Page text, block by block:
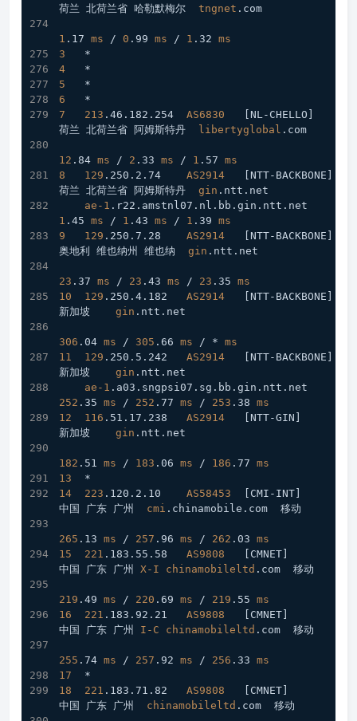
荷兰 北荷兰省 哈勒默梅尔 tngnet .com
1 .17 ms / 0 .99 ms / 1 .32 ms
3
   *
4
   *
5
   *
6
   *
7
213 .46 .182 .254 AS6830
[NL-CHELLO]
荷兰 北荷兰省 阿姆斯特丹
libertyglobal .com
12 .84 ms / 2 .33 ms / 1 .57 ms
8
129 .250 .2 .74 AS2914
[NTT-BACKBONE]
荷兰 北荷兰省 阿姆斯特丹 gin .ntt .net
ae-1 .r22 .amstnl07 .nl .bb .gin .ntt .net
1 .45 ms / 1 .43 ms / 1 .39 ms
9
129 .250 .7 .28 AS2914
[NTT-BACKBONE]
奥地利 维也纳州 维也纳 gin .ntt .net
23 .37 ms / 23 .43 ms / 23 .35 ms
10
129 .250 .4 .182 AS2914
[NTT-BACKBONE]
新加坡 gin .ntt .net
306 .04 ms / 305 .66 ms / * ms
11
129 .250 .5 .242 AS2914
[NTT-BACKBONE]
新加坡 gin .ntt .net
ae-1 .a03 .sngpsi07 .sg .bb .gin .ntt .net
252 .35 ms / 252 .77 ms / 253 .38 ms
12
116 .51 .17 .238 AS2914
[NTT-GIN]
新加坡 gin .ntt .net
182 .51 ms / 183 .06 ms / 186 .77 ms
13
  *
14
223 .120 .2 .10 AS58453
[CMI-INT]
中国 广东 广州 cmi .chinamobile .com
  移动
265 .13 ms / 257 .96 ms / 262 .03 ms
15
221 .183 .55 .58 AS9808
[CMNET]
中国 广东 广州 X-I chinamobileltd .com
  移动
219 .49 ms / 220 .69 ms / 219 .55 ms
16
221 .183 .92 .21 AS9808
[CMNET]
中国 广东 广州 I -C chinamobileltd .com
  移动
255 .74 ms / 257 .92 ms / 256 .33 ms
17
  *
18
221 .183 .71 .82 AS9808
[CMNET]
中国 广东 广州 chinamobileltd .com
  移动